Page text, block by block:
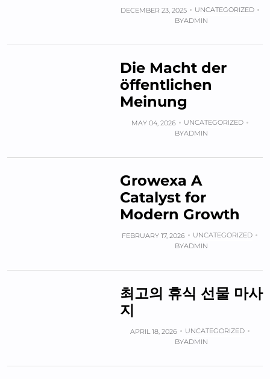
DECEMBER 23, 2025
UNCATEGORIZED
BYADMIN
Die Macht der
öffentlichen
Meinung
MAY 04, 2026
UNCATEGORIZED
BYADMIN
Growexa A
Catalyst for
Modern Growth
FEBRUARY 17, 2026
UNCATEGORIZED
BYADMIN
최고의 휴식 선물 마사
지
APRIL 18, 2026
UNCATEGORIZED
BYADMIN